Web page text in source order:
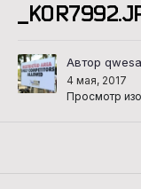
Автор qwesa
4 мая, 2017
Просмотр